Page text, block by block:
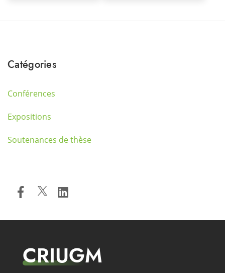
Catégories
Conférences
Expositions
Soutenances de thèse
CRIUGM